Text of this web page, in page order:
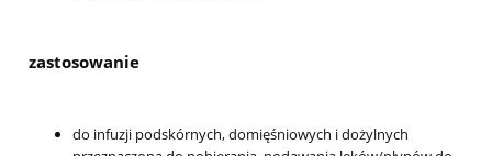
zastosowanie
do infuzji podskórnych, domięśniowych i dożylnych